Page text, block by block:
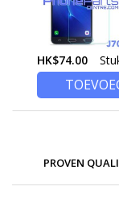
HK$74.00
PROVEN